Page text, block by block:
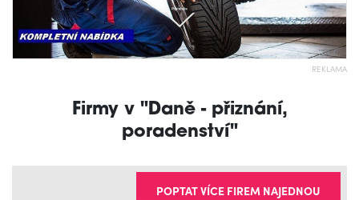
REKLAMA
Firmy v "Daně - přiznání,
poradenství"
POPTAT VÍCE FIREM NAJEDNOU